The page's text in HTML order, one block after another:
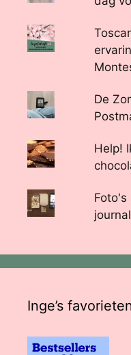
De
Help!
Inge’s